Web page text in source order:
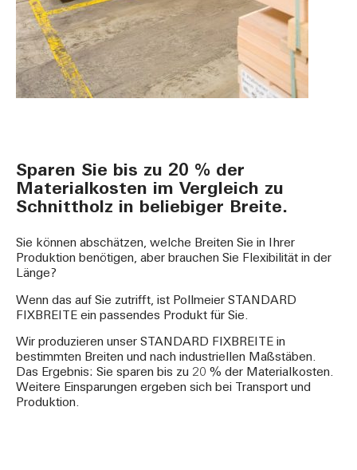
Sparen Sie bis zu 20 % der
Materialkosten im Vergleich zu
Schnittholz in beliebiger Breite.
Sie können abschätzen, welche Breiten Sie in Ihrer
Produktion benötigen, aber brauchen Sie Flexibilität in der
Länge?
Wenn das auf Sie zutrifft, ist Pollmeier STANDARD
FIXBREITE ein passendes Produkt für Sie.
Wir produzieren unser STANDARD FIXBREITE in
bestimmten Breiten und nach industriellen Maßstäben.
Das Ergebnis: Sie sparen bis zu 20 % der Materialkosten.
Weitere Einsparungen ergeben sich bei Transport und
Produktion.